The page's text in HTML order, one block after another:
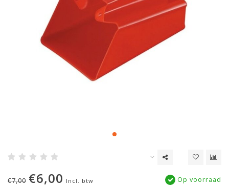
€7,00 €6,00 Incl. btw Op voorraad